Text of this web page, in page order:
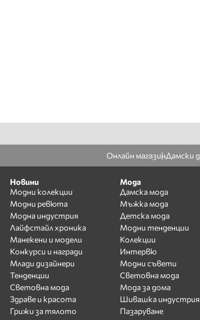
Онлайн магазинДамски
Новини
Модни колекции
Модни ревюта
Модна индустрия
Лайфстайл хроника
Манекени и модели
Конкурси и награди
Млади дизайнери
Тенденции
Световна мода
Здраве и красота
Грижи за тялото
Мода
Дамска мода
Мъжка мода
Детска мода
Модни тенденции
Колекции
Интервю
Модни съвети
Световна мода
Мода за дома
Шивашка индустрия
Пазаруване